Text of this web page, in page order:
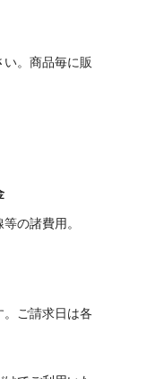
。商品毎に販
の諸費用。
ご請求日は各